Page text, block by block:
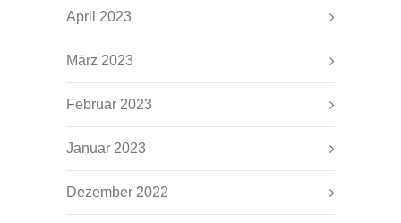
April 2023
März 2023
Februar 2023
Januar 2023
Dezember 2022